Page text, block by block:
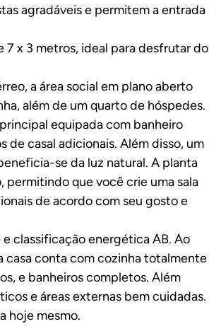
agradáveis e permitem a entrada
7 x 3 metros, ideal para desfrutar do
a área social em plano aberto
além de um quarto de hóspedes.
equipada com banheiro
casal adicionais. Além disso, um
se da luz natural. A planta
permitindo que você crie uma sala
de acordo com seu gosto e
classificação energética AB. Ao
casa conta com cozinha totalmente
e banheiros completos. Além
e áreas externas bem cuidadas.
hoje mesmo.